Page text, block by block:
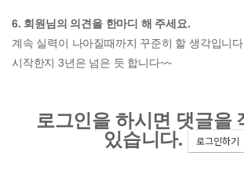
6. 회원님의 의견을 한마디 해 주세요.
계속 실력이 나아질때까지 꾸준히 할 생각입니다.
시작한지 3년은 넘은 듯 합니다~~